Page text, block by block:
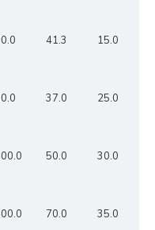
41.3 15.0
37.0 25.0
50.0 30.0
70.0 35.0